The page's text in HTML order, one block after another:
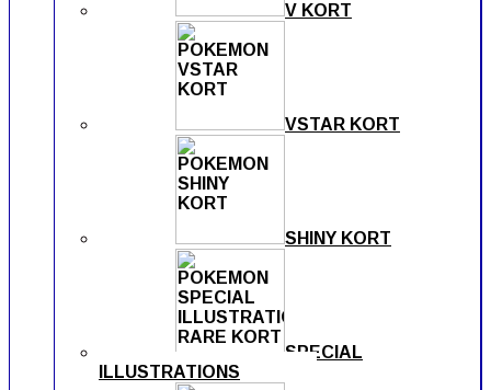
V KORT
VSTAR KORT
SHINY KORT
SPECIAL
ILLUSTRATIONS